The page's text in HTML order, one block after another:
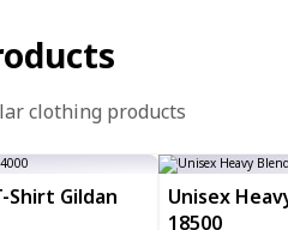
clothing products
Shirt Gildan
Unisex
18500